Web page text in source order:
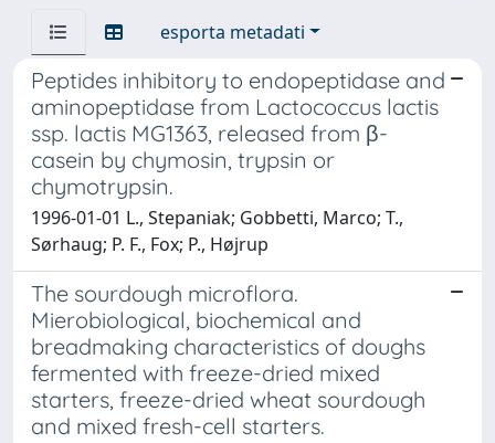
esporta metadati
Peptides inhibitory to endopeptidase and
aminopeptidase from Lactococcus lactis
ssp. lactis MG1363, released from β-
casein by chymosin, trypsin or
chymotrypsin.
1996-01-01 L., Stepaniak; Gobbetti, Marco; T.,
Sørhaug; P. F., Fox; P., Højrup
The sourdough microflora.
Mierobiological, biochemical and
breadmaking characteristics of doughs
fermented with freeze-dried mixed
starters, freeze-dried wheat sourdough
and mixed fresh-cell starters.